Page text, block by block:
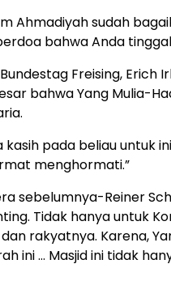
Ahmadiyah sudah
bahwa Anda
Freising, Erich
bahwa Yang Mulia-
kasih pada beliau untuk
menghormati.”
sebelumnya-Reiner
Tidak hanya untuk
rakyatnya. Karena,
ini … Masjid ini tidak